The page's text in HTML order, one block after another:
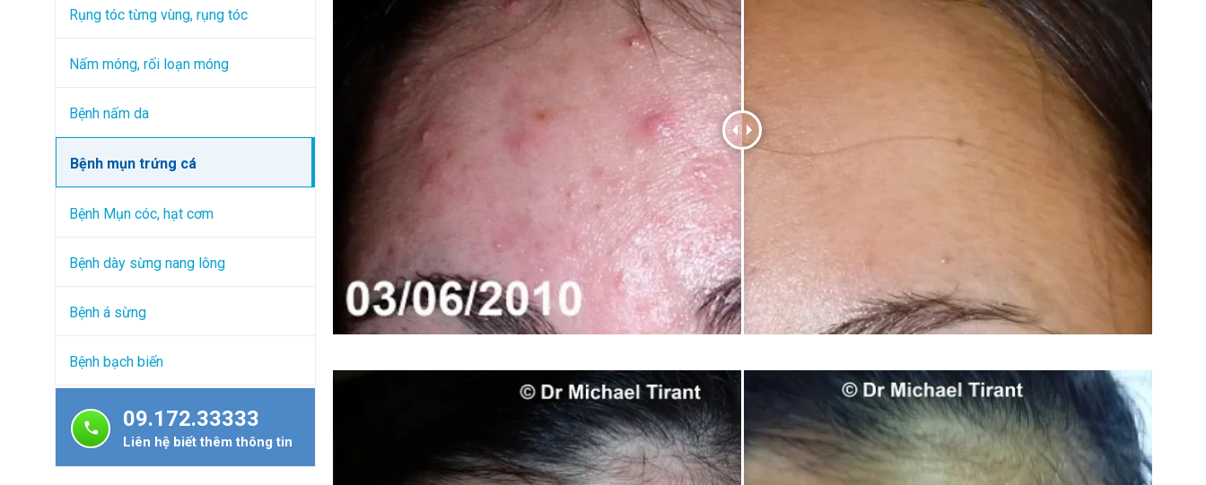
Rụng tóc từng vùng, rụng tóc
Nấm móng, rối loạn móng
Bệnh nấm da
Bệnh mụn trứng cá
Bệnh Mụn cóc, hạt cơm
Bệnh dày sừng nang lông
Bệnh á sừng
Bệnh bạch biến
09.172.33333
Liên hệ biết thêm thông tin